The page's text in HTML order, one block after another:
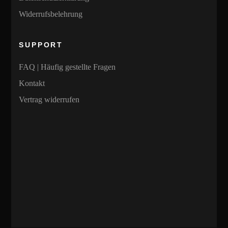
Widerrufsbelehrung
SUPPORT
FAQ | Häufig gestellte Fragen
Kontakt
Vertrag widerrufen